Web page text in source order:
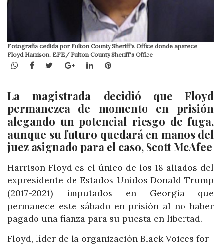
Fotografía cedida por Fulton County Sheriff's Office donde aparece
Floyd Harrison. EFE/ Fulton County Sheriff's Office
WhatsApp
Facebook
TwitterGoogle+LinkedInPinterest
La magistrada decidió que Floyd
permanezca de momento en prisión
alegando un potencial riesgo de fuga,
aunque su futuro quedará en manos del
juez asignado para el caso, Scott McAfee
Harrison Floyd es el único de los 18 aliados del
expresidente de Estados Unidos Donald Trump
(2017-2021) imputados en Georgia que
permanece este sábado en prisión al no haber
pagado una fianza para su puesta en libertad.
Floyd, líder de la organización Black Voices for